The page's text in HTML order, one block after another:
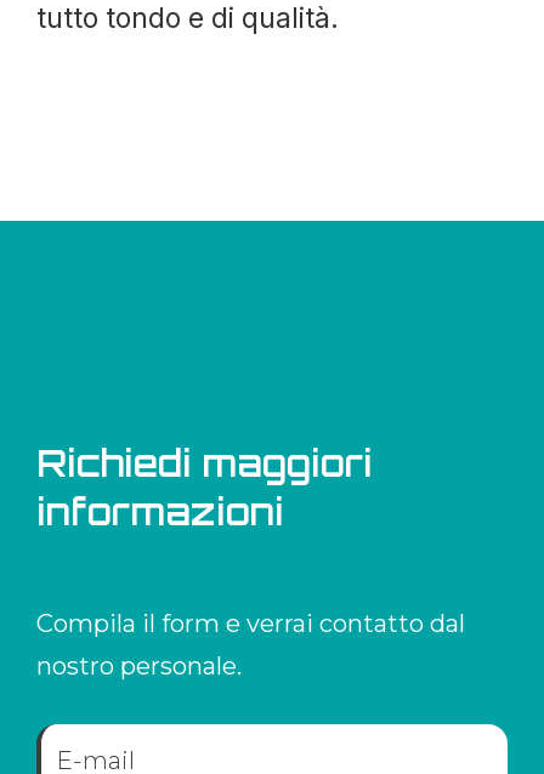
tutto tondo e di qualità.
Richiedi maggiori
informazioni
Compila il form e verrai contatto dal
nostro personale.